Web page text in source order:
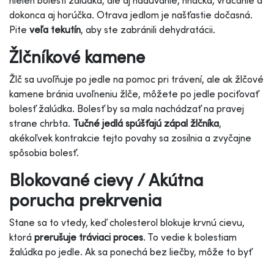
dokonca aj horúčka. Otrava jedlom je našťastie dočasná.
Pite veľa tekutín, aby ste zabránili dehydratácii.
Žlčníkové kamene
Žlč sa uvoľňuje po jedle na pomoc pri trávení, ale ak žlčové
kamene bránia uvoľneniu žlče, môžete po jedle pociťovať
bolesť žalúdka. Bolesť by sa mala nachádzať na pravej
strane chrbta. Tučné jedlá spúšťajú zápal žlčníka,
akékoľvek kontrakcie tejto povahy sa zosilnia a zvyčajne
spôsobia bolesť.
Blokované cievy / Akútna
porucha prekrvenia
Stane sa to vtedy, keď cholesterol blokuje krvnú cievu,
ktorá prerušuje tráviaci proces. To vedie k bolestiam
žalúdka po jedle. Ak sa ponechá bez liečby, môže to byť